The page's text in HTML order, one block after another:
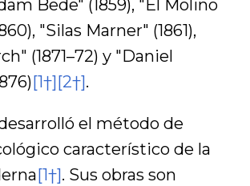
Bede" (1859), "El Molino
"Silas Marner" (1861),
(1871–72) y "Daniel
[1†][2†].
el método de
característico de la
[1†]. Sus obras son